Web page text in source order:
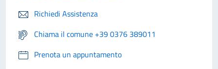
Richiedi Assistenza
Chiama il comune +39 0376 389011
Prenota un appuntamento